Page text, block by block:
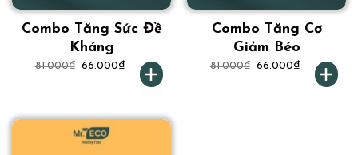
Combo Tăng Sức Đề
Kháng
81.000₫ 66.000₫
Combo Tăng Cơ
Giảm Béo
81.000₫ 66.000₫